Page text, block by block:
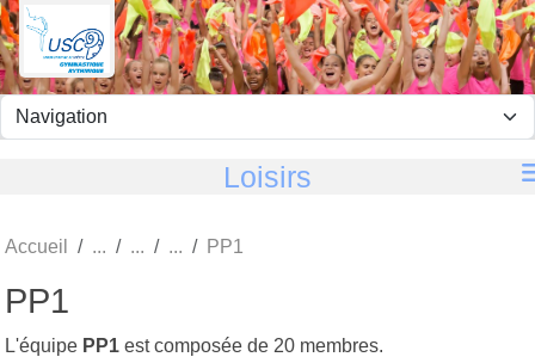
Loisirs
Accueil PP1
PP1
L'équipe PP1 est composée de 20 membres.
Panneau de gestion des cookies